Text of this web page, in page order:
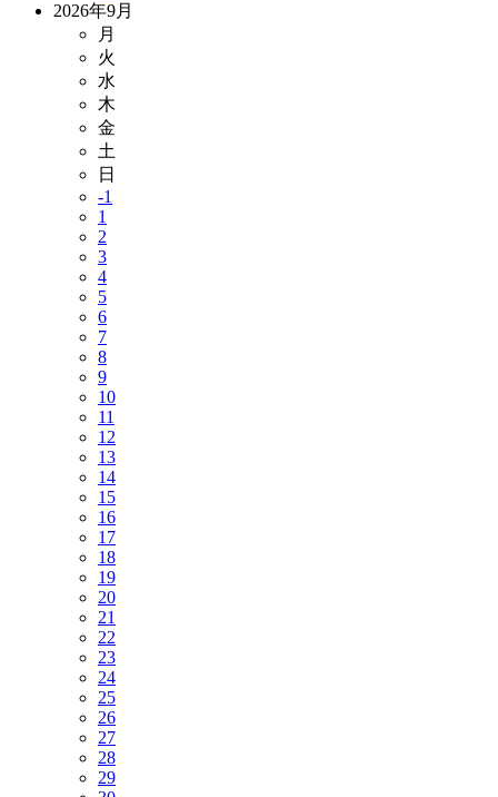
2026年9月
月
火
水
木
金
土
日
-1
1
2
3
4
5
6
7
8
9
10
11
12
13
14
15
16
17
18
19
20
21
22
23
24
25
26
27
28
29